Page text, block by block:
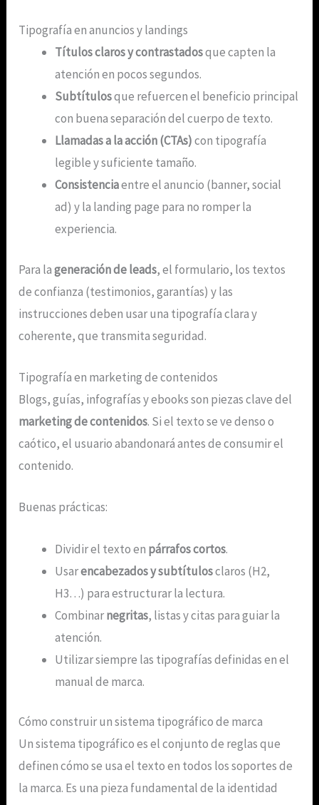
Tipografía en anuncios y landings
Títulos claros y contrastadosque capten la
atención en pocos segundos.
Subtítulosque refuercen el beneficio principal
con buena separación del cuerpo de texto.
Llamadas a la acción (CTAs)con tipografía
legible y suficiente tamaño.
Consistenciaentre el anuncio (banner, social
ad) y la landing page para no romper la
experiencia.
Para lageneración de leads, el formulario, los textos
de confianza (testimonios, garantías) y las
instrucciones deben usar una tipografía clara y
coherente, que transmita seguridad.
Tipografía en marketing de contenidos
Blogs, guías, infografías y ebooks son piezas clave del
marketing de contenidos. Si el texto se ve denso o
caótico, el usuario abandonará antes de consumir el
contenido.
Buenas prácticas:
Dividir el texto en párrafos cortos.
Usarencabezados y subtítulosclaros (H2,
H3…) para estructurar la lectura.
Combinarnegritas, listas y citas para guiar la
atención.
Utilizar siempre las tipografías definidas en el
manual de marca.
Cómo construir un sistema tipográfico de marca
Un sistema tipográfico es el conjunto de reglas que
definen cómo se usa el texto en todos los soportes de
la marca. Es una pieza fundamental de la identidad